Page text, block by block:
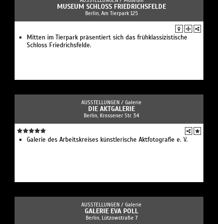
MUSEUM SCHLOSS FRIEDRICHSFELDE
Berlin, Am Tierpark 125
Mitten im Tierpark präsentiert sich das frühklassizistische
Schloss Friedrichsfelde.
AUSSTELLUNGEN / Galerie
DIE AKTGALERIE
Berlin, Krossener Str. 34
Galerie des Arbeitskreises künstlerische Aktfotografie e. V.
AUSSTELLUNGEN / Galerie
GALERIE EVA POLL
Berlin, Lützowstraße 7